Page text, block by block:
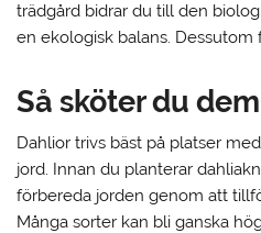
trädgård bidrar du till den
en ekologisk balans. Dessutom
Så sköter du dem
Dahlior trivs bäst på platser
jord. Innan du planterar
förbereda jorden genom att
Många sorter kan bli ganska